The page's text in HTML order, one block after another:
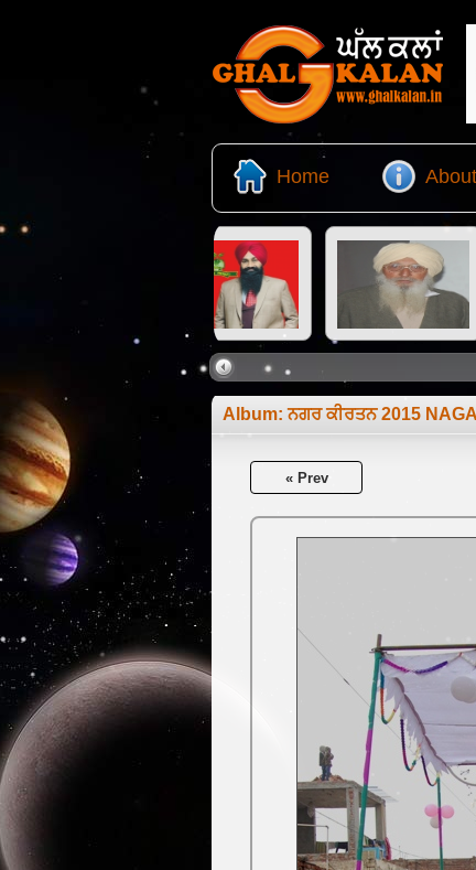
Home About
Album:ਨਗਰ ਕੀਰਤਨ 2015
« Prev